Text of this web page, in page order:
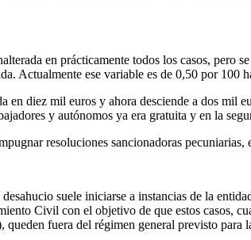
en prácticamente todos los casos,
Actualmente ese variable es de 0,50 por 100
diez mil euros y ahora desciende a dos mil
y autónomos ya era gratuita y en la
resoluciones sancionadoras
suele iniciarse a instancias de la
Civil con el objetivo de que estos casos,
fuera del régimen general previsto para